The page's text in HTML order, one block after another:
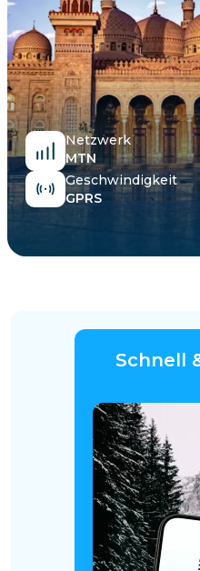
Netzwerk
MTN
Geschwindigkeit
GPRS
Schnell